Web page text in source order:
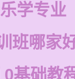
学专业
班哪家
基础教